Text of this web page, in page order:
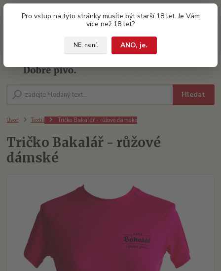
Pro vstup na tyto stránky musíte být starší 18 let. Je Vám
více než 18 let?
NE, není.
ANO, je.
Hledat
za0 Kč
Úvod Textil Tričko Bakalář - růžové dámské
Tričko Bakalář - růžové
dámské